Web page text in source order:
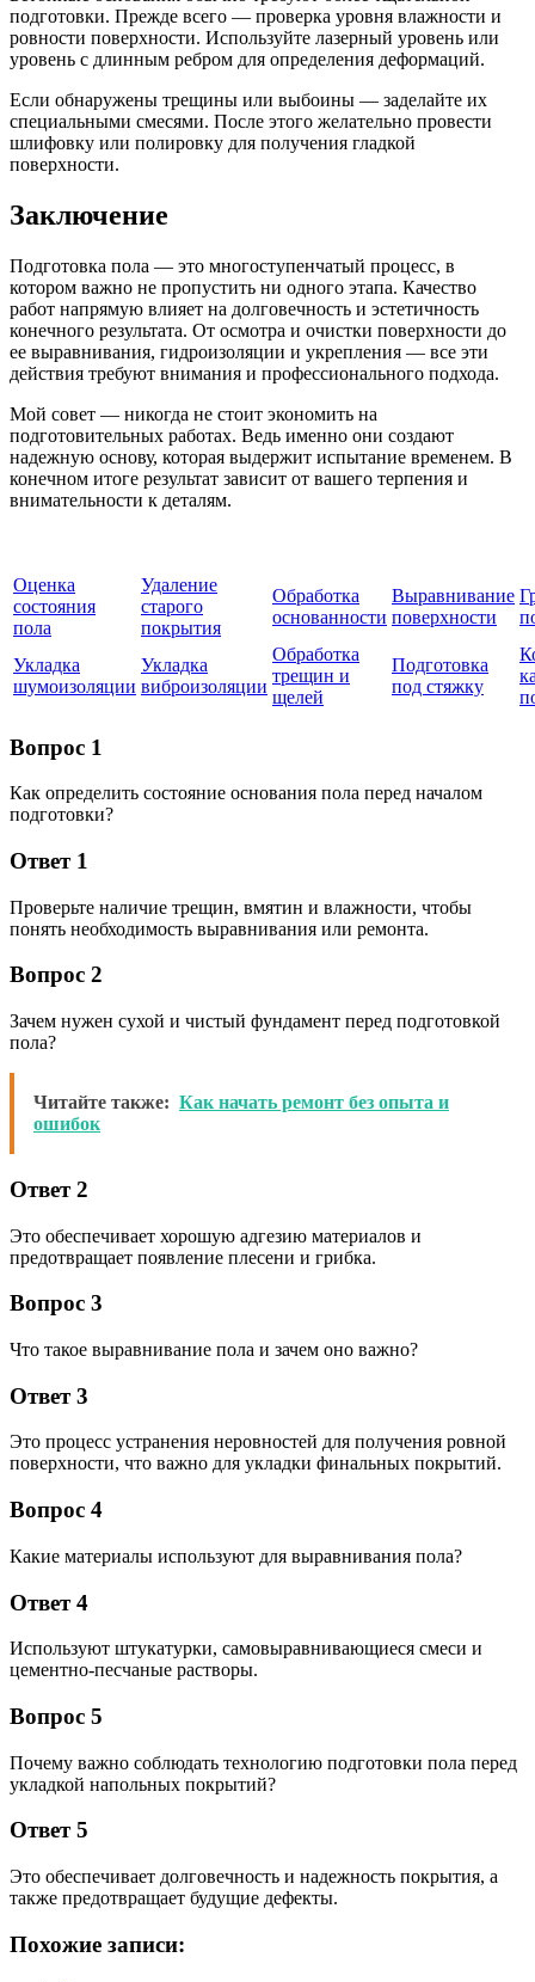
подготовки. Прежде всего — проверка уровня влажности и
ровности поверхности. Используйте лазерный уровень или
уровень с длинным ребром для определения деформаций.
Если обнаружены трещины или выбоины — заделайте их
специальными смесями. После этого желательно провести
шлифовку или полировку для получения гладкой
поверхности.
Заключение
Подготовка пола — это многоступенчатый процесс, в
котором важно не пропустить ни одного этапа. Качество
работ напрямую влияет на долговечность и эстетичность
конечного результата. От осмотра и очистки поверхности до
ее выравнивания, гидроизоляции и укрепления — все эти
действия требуют внимания и профессионального подхода.
Мой совет — никогда не стоит экономить на
подготовительных работах. Ведь именно они создают
надежную основу, которая выдержит испытание временем. В
конечном итоге результат зависит от вашего терпения и
внимательности к деталям.
Оценка
состояния
пола
Удаление
старого
покрытия
Обработка
основанности
Выравнивание
поверхности
Укладка
шумоизоляции
Укладка
виброизоляции
Обработка
трещин и
щелей
Подготовка
под стяжку
Вопрос 1
Как определить состояние основания пола перед началом
подготовки?
Ответ 1
Проверьте наличие трещин, вмятин и влажности, чтобы
понять необходимость выравнивания или ремонта.
Вопрос 2
Зачем нужен сухой и чистый фундамент перед подготовкой
пола?
Читайте также: Как начать ремонт без опыта и
ошибок
Ответ 2
Это обеспечивает хорошую адгезию материалов и
предотвращает появление плесени и грибка.
Вопрос 3
Что такое выравнивание пола и зачем оно важно?
Ответ 3
Это процесс устранения неровностей для получения ровной
поверхности, что важно для укладки финальных покрытий.
Вопрос 4
Какие материалы используют для выравнивания пола?
Ответ 4
Используют штукатурки, самовыравнивающиеся смеси и
цементно-песчаные растворы.
Вопрос 5
Почему важно соблюдать технологию подготовки пола перед
укладкой напольных покрытий?
Ответ 5
Это обеспечивает долговечность и надежность покрытия, а
также предотвращает будущие дефекты.
Похожие записи: